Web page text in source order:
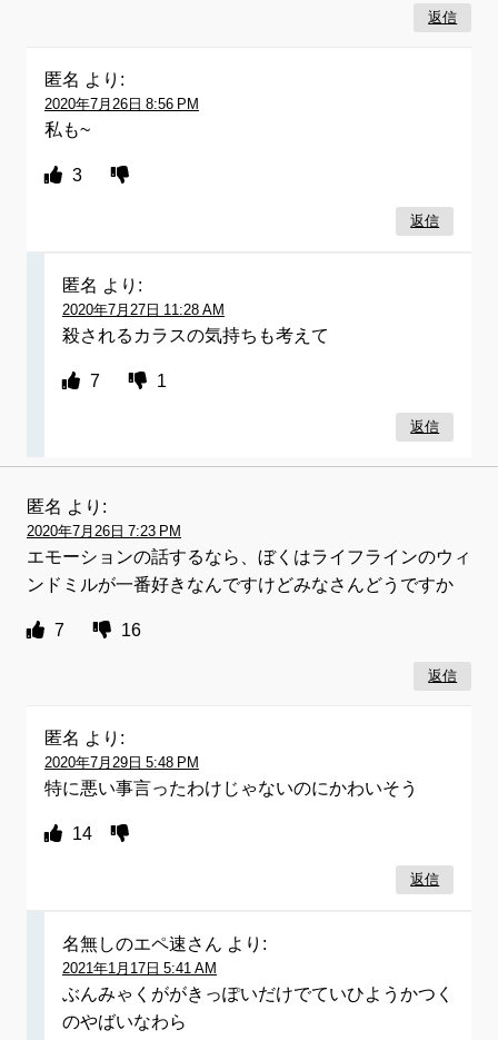
返信
匿名 より:
2020年7月26日 8:56 PM
私も~
3
返信
匿名 より:
2020年7月27日 11:28 AM
殺されるカラスの気持ちも考えて
7 1
返信
匿名 より:
2020年7月26日 7:23 PM
エモーションの話するなら、ぼくはライフラインのウィ
ンドミルが一番好きなんですけどみなさんどうですか
7 16
返信
匿名 より:
2020年7月29日 5:48 PM
特に悪い事言ったわけじゃないのにかわいそう
14
返信
名無しのエペ速さん より:
2021年1月17日 5:41 AM
ぶんみゃくががきっぽいだけでていひようかつく
のやばいなわら